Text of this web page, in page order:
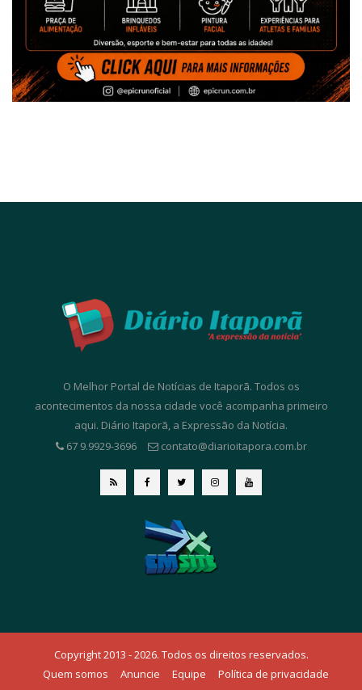
O Melhor Portal de Notícias de Itaporã. Todos os
acontecimentos da nossa cidade você acompanha primeiro
aqui. Diário Itaporã, a Expressão da Notícia.
67 9.9929-3696
contato@diarioitapora.com.br
Copyright 2013 - 2026. Todos os direitos reservados.
Quem somos
Anuncie Equipe
Política de privacidade